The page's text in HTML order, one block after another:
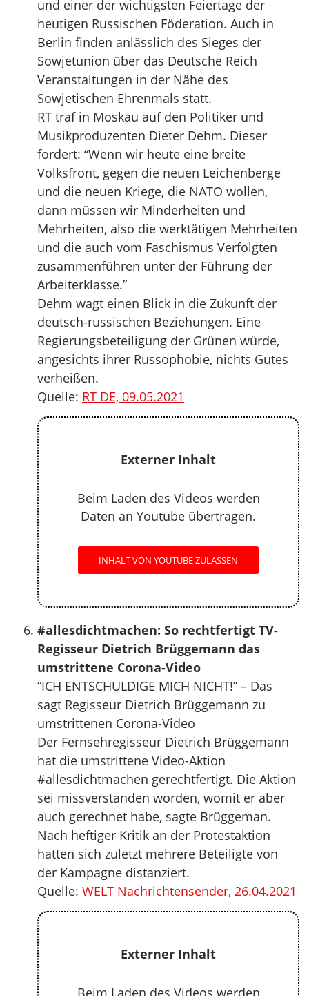
und einer der wichtigsten Feiertage der
heutigen Russischen Föderation. Auch in
Berlin finden anlässlich des Sieges der
Sowjetunion über das Deutsche Reich
Veranstaltungen in der Nähe des
Sowjetischen Ehrenmals statt.
RT traf in Moskau auf den Politiker und
Musikproduzenten Dieter Dehm. Dieser
fordert: “Wenn wir heute eine breite
Volksfront, gegen die neuen Leichenberge
und die neuen Kriege, die NATO wollen,
dann müssen wir Minderheiten und
Mehrheiten, also die werktätigen Mehrheiten
und die auch vom Faschismus Verfolgten
zusammenführen unter der Führung der
Arbeiterklasse.”
Dehm wagt einen Blick in die Zukunft der
deutsch-russischen Beziehungen. Eine
Regierungsbeteiligung der Grünen würde,
angesichts ihrer Russophobie, nichts Gutes
verheißen.
Quelle: RT DE, 09.05.2021
Externer Inhalt
Beim Laden des Videos werden
Daten an Youtube übertragen.
INHALT VON YOUTUBE ZULASSEN
#allesdichtmachen​: So rechtfertigt TV-
Regisseur Dietrich Brüggemann das
umstrittene Corona-Video
“ICH ENTSCHULDIGE MICH NICHT!” – Das
sagt Regisseur Dietrich Brüggemann zu
umstrittenen Corona-Video
Der Fernsehregisseur Dietrich Brüggemann
hat die umstrittene Video-Aktion
#allesdichtmachen​ gerechtfertigt. Die Aktion
sei missverstanden worden, womit er aber
auch gerechnet habe, sagte Brüggeman.
Nach heftiger Kritik an der Protestaktion
hatten sich zuletzt mehrere Beteiligte von
der Kampagne distanziert.
Quelle: WELT Nachrichtensender, 26.04.2021
Externer Inhalt
Beim Laden des Videos werden